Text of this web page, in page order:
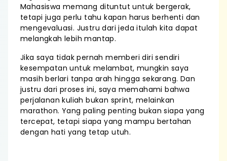
Mahasiswa memang dituntut untuk bergerak,
tetapi juga perlu tahu kapan harus berhenti dan
mengevaluasi. Justru dari jeda itulah kita dapat
melangkah lebih mantap.
Jika saya tidak pernah memberi diri sendiri
kesempatan untuk melambat, mungkin saya
masih berlari tanpa arah hingga sekarang. Dan
justru dari proses ini, saya memahami bahwa
perjalanan kuliah bukan sprint, melainkan
marathon. Yang paling penting bukan siapa yang
tercepat, tetapi siapa yang mampu bertahan
dengan hati yang tetap utuh.